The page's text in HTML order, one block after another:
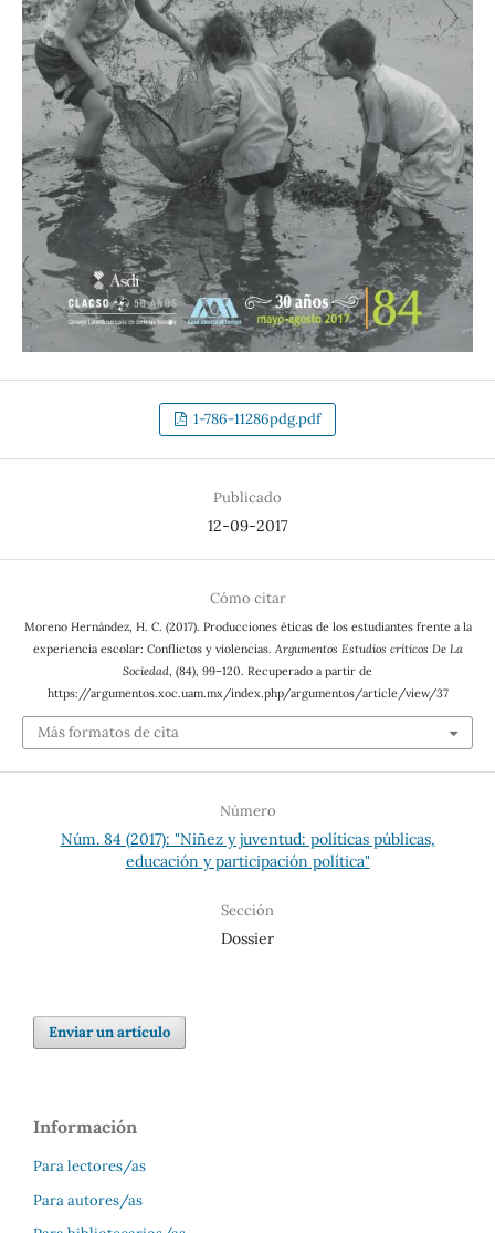
1-786-11286pdg.pdf
Publicado
12-09-2017
Cómo citar
Moreno Hernández, H. C. (2017). Producciones éticas de los estudiantes frente a la
experiencia escolar: Conflictos y violencias. Argumentos Estudios críticos De La
Sociedad, (84), 99–120. Recuperado a partir de
https://argumentos.xoc.uam.mx/index.php/argumentos/article/view/37
Más formatos de cita
Número
Núm. 84 (2017): "Niñez y juventud: políticas públicas,
educación y participación política"
Sección
Dossier
Enviar un artículo
Información
Para lectores/as
Para autores/as